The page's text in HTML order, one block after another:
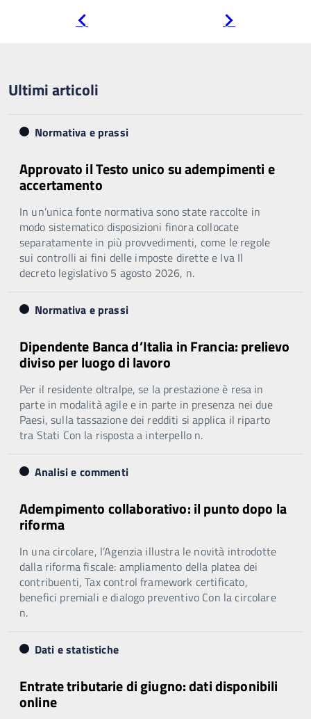
Ultimi articoli
Normativa e prassi
Approvato il Testo unico su adempimenti e
accertamento
In un’unica fonte normativa sono state raccolte in
modo sistematico disposizioni finora collocate
separatamente in più provvedimenti, come le regole
sui controlli ai fini delle imposte dirette e Iva Il
decreto legislativo 5 agosto 2026, n.
Normativa e prassi
Dipendente Banca d’Italia in Francia: prelievo
diviso per luogo di lavoro
Per il residente oltralpe, se la prestazione è resa in
parte in modalità agile e in parte in presenza nei due
Paesi, sulla tassazione dei redditi si applica il riparto
tra Stati Con la risposta a interpello n.
Analisi e commenti
Adempimento collaborativo: il punto dopo la
riforma
In una circolare, l’Agenzia illustra le novità introdotte
dalla riforma fiscale: ampliamento della platea dei
contribuenti, Tax control framework certificato,
benefici premiali e dialogo preventivo Con la circolare
n.
Dati e statistiche
Entrate tributarie di giugno: dati disponibili
online